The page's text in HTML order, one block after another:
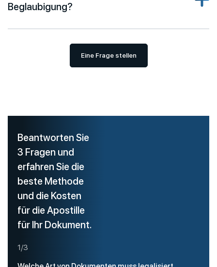
Beglaubigung?
Eine Frage stellen
Beantworten Sie
3 Fragen und
erfahren Sie die
beste Methode
und die Kosten
für die Apostille
für Ihr Dokument.
1/3